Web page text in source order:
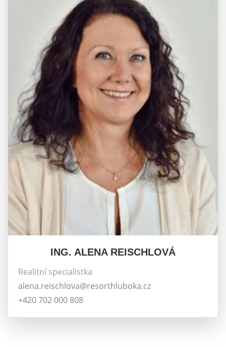
ING. ALENA REISCHLOVÁ
Realitní specialistka
alena.reischlova@resorthluboka.cz
+420 702 000 808